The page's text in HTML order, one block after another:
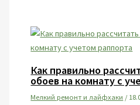
Как правильно
обоев на комнату с
Мелкий ремонт и лайфхаки /